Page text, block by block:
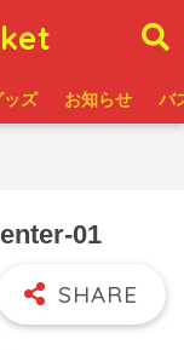
ッズ お知らせ バ
01